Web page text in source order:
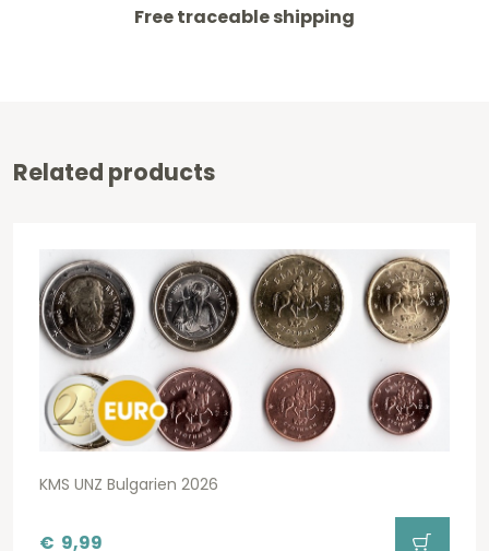
Free traceable shipping
Related products
KMS UNZ Bulgarien 2026
€ 9,99